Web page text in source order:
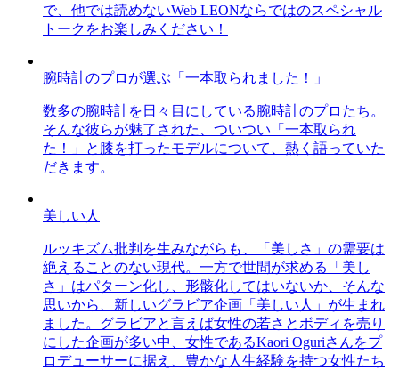
で、他では読めないWeb LEONならではのスペシャル
トークをお楽しみください！
腕時計のプロが選ぶ「一本取られました！」
数多の腕時計を日々目にしている腕時計のプロたち。
そんな彼らが魅了された、ついつい「一本取られ
た！」と膝を打ったモデルについて、熱く語っていた
だきます。
美しい人
ルッキズム批判を生みながらも、「美しさ」の需要は
絶えることのない現代。一方で世間が求める「美し
さ」はパターン化し、形骸化してはいないか、そんな
思いから、新しいグラビア企画「美しい人」が生まれ
ました。グラビアと言えば女性の若さとボディを売り
にした企画が多い中、女性であるKaori Oguriさんをプ
ロデューサーに据え、豊かな人生経験を持つ女性たち